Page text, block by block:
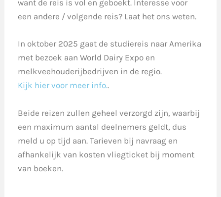
want de reis is vol en geboekt. Interesse voor
een andere / volgende reis? Laat het ons weten.
In oktober 2025 gaat de studiereis naar Amerika
met bezoek aan World Dairy Expo en
melkveehouderijbedrijven in de regio.
Kijk hier voor meer info..
Beide reizen zullen geheel verzorgd zijn, waarbij
een maximum aantal deelnemers geldt, dus
meld u op tijd aan. Tarieven bij navraag en
afhankelijk van kosten vliegticket bij moment
van boeken.